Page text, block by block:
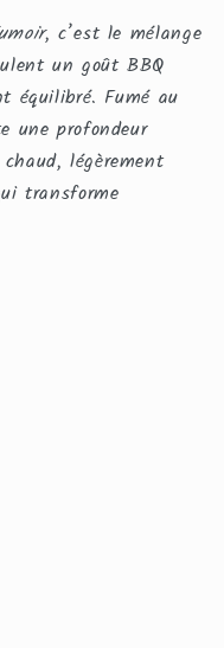
, c’est le mélange
un goût BBQ
équilibré. Fumé au
une profondeur
légèrement
transforme